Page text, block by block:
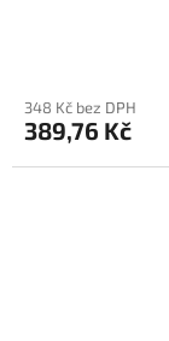
348 Kč bez DPH
389,76 Kč